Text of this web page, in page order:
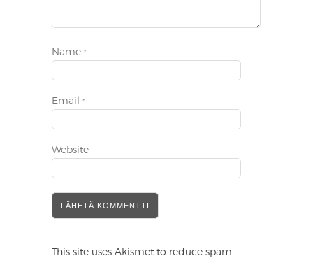
Name *
Email *
Website
This site uses Akismet to reduce spam.